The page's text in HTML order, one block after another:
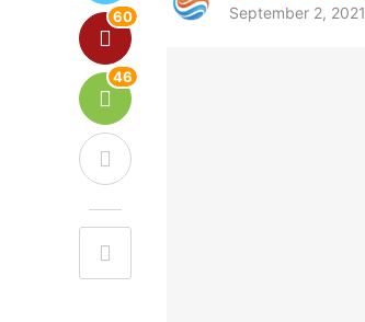
September 2, 2021
60
46